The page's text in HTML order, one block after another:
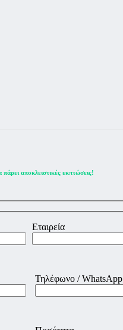
αποκλειστικές εκπτώσεις!
Εταιρεία
Τηλέφωνο / WhatsApp